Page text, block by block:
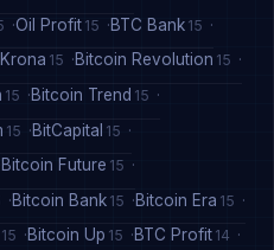
Oil Profit 15 BTC Bank 15
15 Bitcoin Revolution 15
15 Bitcoin Trend 15
15 BitCapital 15
Bitcoin Future 15
Bitcoin Bank 15 Bitcoin Era 15
15 Bitcoin Up 15 BTC Profit 14